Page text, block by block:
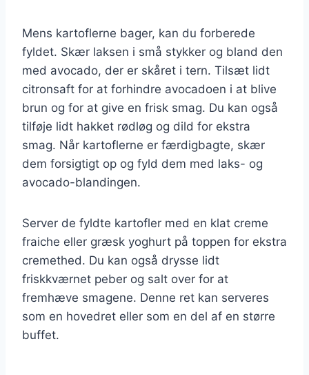
Mens kartoflerne bager, kan du forberede
fyldet. Skær laksen i små stykker og bland den
med avocado, der er skåret i tern. Tilsæt lidt
citronsaft for at forhindre avocadoen i at blive
brun og for at give en frisk smag. Du kan også
tilføje lidt hakket rødløg og dild for ekstra
smag. Når kartoflerne er færdigbagte, skær
dem forsigtigt op og fyld dem med laks- og
avocado-blandingen.
Server de fyldte kartofler med en klat creme
fraiche eller græsk yoghurt på toppen for ekstra
cremethed. Du kan også drysse lidt
friskkværnet peber og salt over for at
fremhæve smagene. Denne ret kan serveres
som en hovedret eller som en del af en større
buffet.